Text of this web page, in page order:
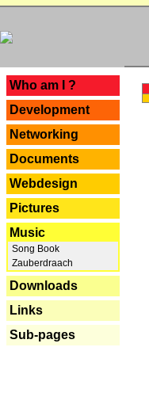
Who am I ?
Development
Networking
Documents
Webdesign
Pictures
Music
Song Book
Zauberdraach
Downloads
Links
Sub-pages